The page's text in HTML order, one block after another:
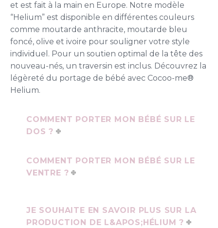
et est fait à la main en Europe. Notre modèle
“Helium” est disponible en différentes couleurs
comme moutarde anthracite, moutarde bleu
foncé, olive et ivoire pour souligner votre style
individuel. Pour un soutien optimal de la tête des
nouveau-nés, un traversin est inclus. Découvrez la
légèreté du portage de bébé avec Cocoo-me®
Helium.
COMMENT PORTER MON BÉBÉ SUR LE
DOS ?
COMMENT PORTER MON BÉBÉ SUR LE
VENTRE ?
JE SOUHAITE EN SAVOIR PLUS SUR LA
PRODUCTION DE L&APOS;HÉLIUM ?